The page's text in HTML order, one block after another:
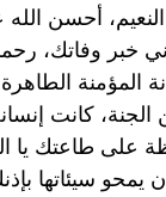
أحسن الله
خبر وفاتك،
المؤمنة
كانت
على طاعتك يا
سيئاتها